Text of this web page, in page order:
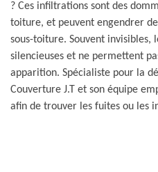
? Ces infiltrations sont des
toiture, et peuvent engendrer
sous-toiture. Souvent invisibles,
silencieuses et ne permettent
apparition. Spécialiste pour la
Couverture J.T et son équipe
afin de trouver les fuites ou les